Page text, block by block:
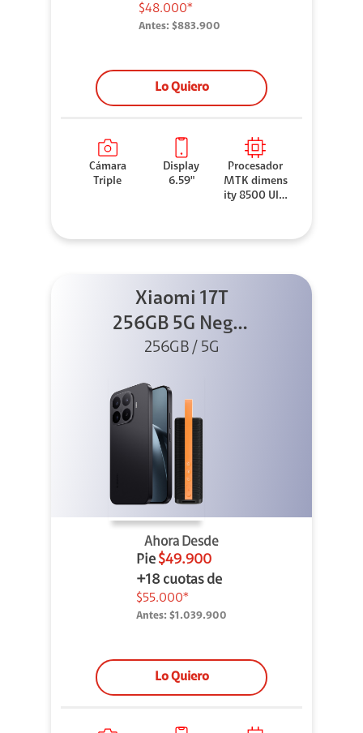
$48.000*
Antes: $883.900
Lo Quiero
Cámara
Triple
Display
6.59"
Procesador
MTK dimens
ity 8500 Ultr
Xiaomi 17T
256GB 5G Negro
+ Sound
256GB / 5G
Ahora Desde
Pie $49.900
+18 cuotas de
$55.000*
Antes: $1.039.900
Lo Quiero